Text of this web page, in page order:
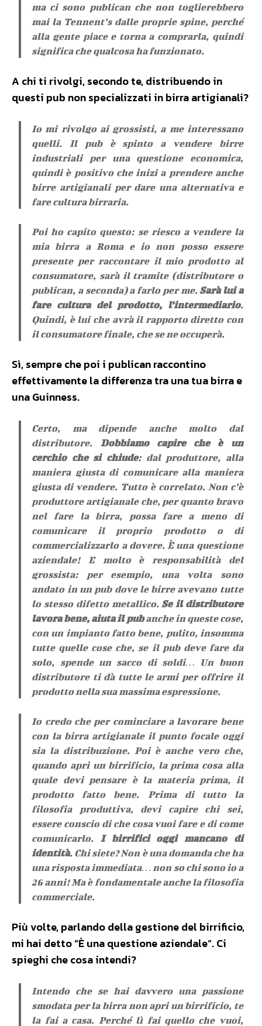
ma ci sono publican che non toglierebbero
mai la Tennent’s dalle proprie spine, perché
alla gente piace e torna a comprarla, quindi
significa che qualcosa ha funzionato.
A chi ti rivolgi, secondo te, distribuendo in
questi pub non specializzati in birra artigianali?
Io mi rivolgo ai grossisti, a me interessano
quelli. Il pub è spinto a vendere birre
industriali per una questione economica,
quindi è positivo che inizi a prendere anche
birre artigianali per dare una alternativa e
fare cultura birraria.
Poi ho capito questo: se riesco a vendere la
mia birra a Roma e io non posso essere
presente per raccontare il mio prodotto al
consumatore, sarà il tramite (distributore o
publican, a seconda) a farlo per me. Sarà lui a
fare cultura del prodotto, l’intermediario.
Quindi, è lui che avrà il rapporto diretto con
il consumatore finale, che se ne occuperà.
Sì, sempre che poi i publican raccontino
effettivamente la differenza tra una tua birra e
una Guinness.
Certo, ma dipende anche molto dal
distributore. Dobbiamo capire che è un
cerchio che si chiude: dal produttore, alla
maniera giusta di comunicare alla maniera
giusta di vendere. Tutto è correlato. Non c’è
produttore artigianale che, per quanto bravo
nel fare la birra, possa fare a meno di
comunicare il proprio prodotto o di
commercializzarlo a dovere. È una questione
aziendale! E molto è responsabilità del
grossista: per esempio, una volta sono
andato in un pub dove le birre avevano tutte
lo stesso difetto metallico. Se il distributore
lavora bene, aiuta il pubanche in queste cose,
con un impianto fatto bene, pulito, insomma
tutte quelle cose che, se il pub deve fare da
solo, spende un sacco di soldi… Un buon
distributore ti dà tutte le armi per offrire il
prodotto nella sua massima espressione.
Io credo che per cominciare a lavorare bene
con la birra artigianale il punto focale oggi
sia la distribuzione. Poi è anche vero che,
quando apri un birrificio, la prima cosa alla
quale devi pensare è la materia prima, il
prodotto fatto bene. Prima di tutto la
filosofia produttiva, devi capire chi sei,
essere conscio di che cosa vuoi fare e di come
comunicarlo. I birrifici oggi mancano di
identità. Chi siete? Non è una domanda che ha
una risposta immediata… non so chi sono io a
26 anni! Ma è fondamentale anche la filosofia
commerciale.
Più volte, parlando della gestione del birrificio,
mi hai detto “È una questione aziendale”. Ci
spieghi che cosa intendi?
Intendo che se hai davvero una passione
smodata per la birra non apri un birrificio, te
la fai a casa. Perché lì fai quello che vuoi,